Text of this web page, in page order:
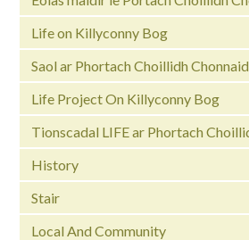
Life on Killyconny Bog
Saol ar Phortach Choillidh
Life Project On Killyconny Bog
Tionscadal LIFE ar Phortach
History
Stair
Local And Community